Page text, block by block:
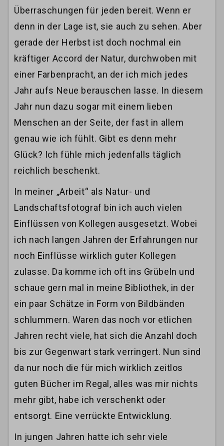
Überraschungen für jeden bereit. Wenn er
denn in der Lage ist, sie auch zu sehen. Aber
gerade der Herbst ist doch nochmal ein
kräftiger Accord der Natur, durchwoben mit
einer Farbenpracht, an der ich mich jedes
Jahr aufs Neue berauschen lasse. In diesem
Jahr nun dazu sogar mit einem lieben
Menschen an der Seite, der fast in allem
genau wie ich fühlt. Gibt es denn mehr
Glück? Ich fühle mich jedenfalls täglich
reichlich beschenkt.
In meiner „Arbeit“ als Natur- und
Landschaftsfotograf bin ich auch vielen
Einflüssen von Kollegen ausgesetzt. Wobei
ich nach langen Jahren der Erfahrungen nur
noch Einflüsse wirklich guter Kollegen
zulasse. Da komme ich oft ins Grübeln und
schaue gern mal in meine Bibliothek, in der
ein paar Schätze in Form von Bildbänden
schlummern. Waren das noch vor etlichen
Jahren recht viele, hat sich die Anzahl doch
bis zur Gegenwart stark verringert. Nun sind
da nur noch die für mich wirklich zeitlos
guten Bücher im Regal, alles was mir nichts
mehr gibt, habe ich verschenkt oder
entsorgt. Eine verrückte Entwicklung.
In jungen Jahren hatte ich sehr viele